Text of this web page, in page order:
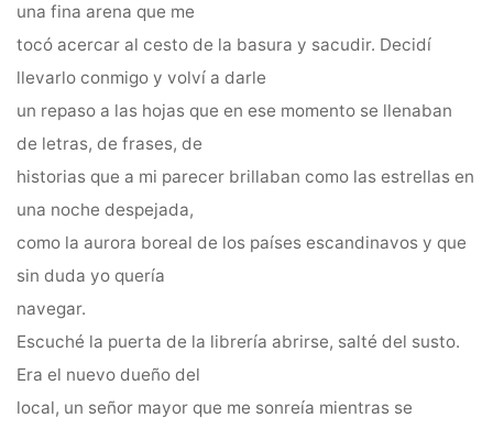
una fina arena que me
tocó acercar al cesto de la basura y sacudir. Decidí
llevarlo conmigo y volví a darle
un repaso a las hojas que en ese momento se llenaban
de letras, de frases, de
historias que a mi parecer brillaban como las estrellas en
una noche despejada,
como la aurora boreal de los países escandinavos y que
sin duda yo quería
navegar.
Escuché la puerta de la librería abrirse, salté del susto.
Era el nuevo dueño del
local, un señor mayor que me sonreía mientras se